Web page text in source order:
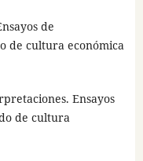
de
de cultura económica
Ensayos
de cultura